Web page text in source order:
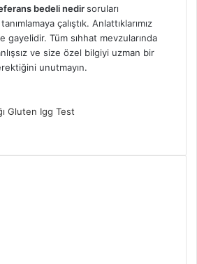
bedeli nedirsoruları
çalıştık. Anlattıklarımız
gayelidir. Tüm sıhhat mevzularında
ve size özel bilgiyi uzman bir
unutmayın.
Gluten Igg Test